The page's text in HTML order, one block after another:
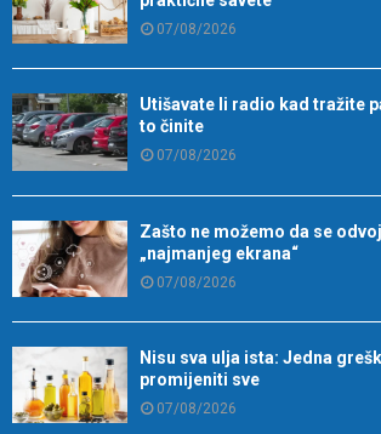
07/08/2026
Utišavate li radio kad tražite
to činite
07/08/2026
Zašto ne možemo da se
„najmanjeg ekrana“
07/08/2026
Nisu sva ulja ista: Jedna
promijeniti sve
07/08/2026